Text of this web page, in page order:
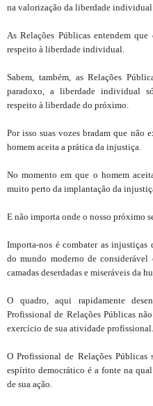
na valorização da liberdade
As Relações Públicas entendem
respeito à liberdade individual.
Sabem, também, as Relações
paradoxo, a liberdade individual
respeito à liberdade do próximo.
Por isso suas vozes bradam que não
homem aceita a prática da injustiça.
No momento em que o homem
muito perto da implantação da
E não importa onde o nosso próximo
Importa-nos é combater as injustiças
do mundo moderno de considerável
camadas deserdadas e miseráveis da
O quadro, aqui rapidamente
Profissional de Relações Públicas
exercício de sua atividade profissional.
O Profissional de Relações
espírito democrático é a fonte na
de sua ação.